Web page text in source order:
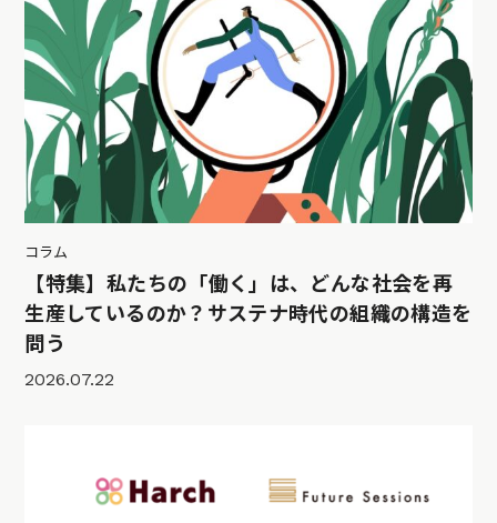
コラム
【特集】私たちの「働く」は、どんな社会を再
生産しているのか？サステナ時代の組織の構造を
問う
2026.07.22